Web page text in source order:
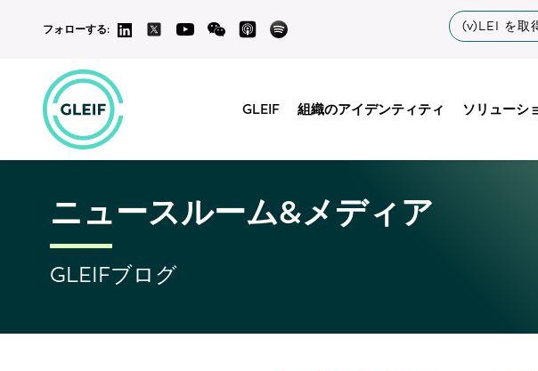
フォローする: (v)LEI を取
GLEIF 組織のアイデンティティ ソリューシ
ニュースルーム&メディア
GLEIFブログ